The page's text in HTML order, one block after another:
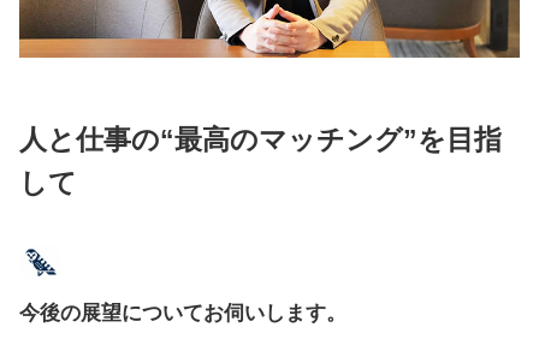
人と仕事の“最高のマッチング”を目指
して
今後の展望についてお伺いします。